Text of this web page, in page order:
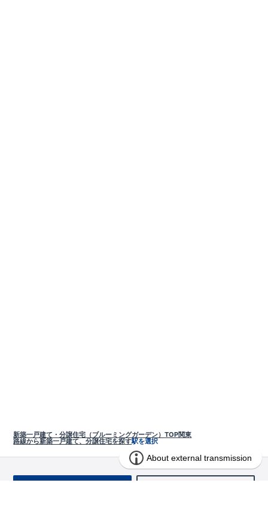
新築一戸建て・分譲住宅（ブルーミングガーデン）TOP関東
路線から新築一戸建て、分譲住宅を探す駅を選択